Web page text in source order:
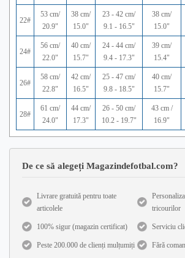
22#
53 cm/
20.9"
38 cm/
15.0"
23 - 42 cm/
9.1 - 16.5"
38 cm/
15.0"
24#
56 cm/
22.0"
40 cm/
15.7"
24 - 44 cm/
9.4 - 17.3"
39 cm/
15.4"
26#
58 cm/
22.8"
42 cm/
16.5"
25 - 47 cm/
9.8 - 18.5"
40 cm/
15.7"
28#
61 cm/
24.0"
44 cm/
17.3"
26 - 50 cm/
10.2 - 19.7"
43 cm /
16.9"
De ce să alegeți Magazindefotbal.com?
Livrare gratuită pentru toate
articolele
100% sigur (magazin certificat)
Peste 200.000 de clienți mulțumiți
tricourilor
Serviciu
Fără